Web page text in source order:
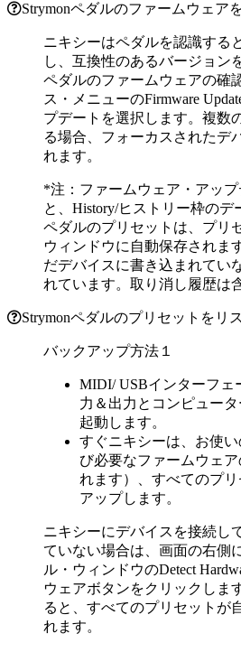
Strymonペダルのファームウェア
ニキシーはペダルを認識する
し、互換性のあるバージョン
ペダルのファームウェアの確
ス・メニューのFirmware
プデートを選択します。複数
る場合、フォーカスされたデ
れます。
*注：ファームウェア・アッ
と、History/ヒストリー枠のデ
ペダルのプリセットは、プリ
ウィンドウに自動保存されま
だデバイスに書き込まれてい
れています。取り消し履歴は
Strymonペダルのプリセットをリ
バックアップ方法１
MIDI/ USBインターフェ
力＆出力とコンピュー
起動します。
すぐニキシーは、お使
び必要なファームウェ
れます）、すべてのプ
アップします。
ニキシーにデバイスを接続し
ていない場合は、画面の右側
ル・ウィンドウのDetect
ウェアボタンをクリックしま
ると、すべてのプリセットが
れます。